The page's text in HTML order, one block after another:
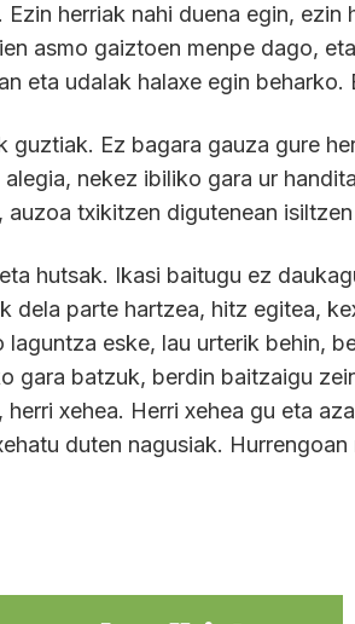
herriak nahi duena egin, ezin
asmo gaiztoen menpe dago,
eta udalak halaxe egin beharko.
guztiak. Ez bagara gauza gure
nekez ibiliko gara ur
txikitzen digutenean
hutsak. Ikasi baitugu ez
dela parte hartzea, hitz egitea,
eske, lau urterik behin,
gara batzuk, berdin baitzaigu
xehea. Herri xehea gu eta
duten nagusiak. Hurrengoan